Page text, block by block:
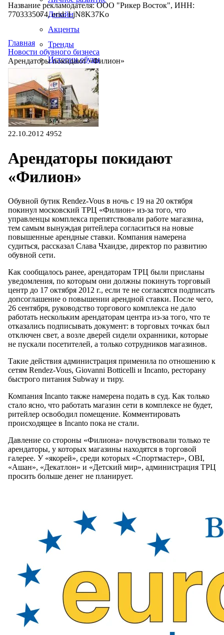
Дизайн
Акценты
Тренды
Истории обуви
Производство
Название рекламодателя: ООО "Рикер Восток", ИНН:
7703335074, erid: LjN8K37Ko
Главная
Новости обувного бизнеса
Арендаторы покидают «Филион»
22.10.2012 4952
Арендаторы покидают
«Филион»
Обувной бутик Rendez-Vous в ночь с 19 на 20 октября
покинул московский ТРЦ «Филион» из-за того, что
управленцы комплекса препятствовали работе магазина,
тем самым вынуждая ритейлера согласиться на новые
повышенные арендные ставки. Компания намерена
судиться, рассказал Cлава Чхаидзе, директор по развитию
обувной сети.
Как сообщалось ранее, арендаторам ТРЦ были присланы
уведомления, по которым они должны покинуть торговый
центр до 17 октября 2012 г., если те не согласятся подписать
допсоглашение о повышении арендной ставки. После чего,
26 сентября, руководство торгового комплекса не дало
работать нескольким арендаторам центра из-за того, что те
отказались подписывать документ: в торговых точках был
отключен свет, а возле дверей сидели охранники, которые
не пускали посетителей, а только сотрудников магазинов.
Такие действия администрация применила по отношению к
сетям Rendez-Vous, Giovanni Botticelli и Incanto, ресторану
быстрого питания Subway и тиру.
Компания Incanto также намерена подать в суд. Как только
стало ясно, что работать магазин сети в комплексе не будет,
ритейлер освободил помещение. Комментировать
происходящее в Incanto пока не стали.
Давление со стороны «Филиона» почувствовали только те
арендаторы, у которых магазины находятся в торговой
галерее. У «якорей», среди которых «Спортмастер», OBI,
«Ашан», «Декатлон» и «Детский мир», администрация ТРЦ
просить больше денег не планирует.